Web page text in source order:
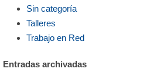
Sin categoría
Talleres
Trabajo en Red
Entradas archivadas